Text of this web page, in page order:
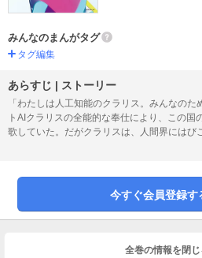
みんなのまんがタグ
タグ編集
あらすじ | ストーリー
「わたしは人工知能のクラリス。みんなの
トAIクラリスの全能的な奉仕により、この国
歌していた。だがクラリスは、人間界にはび
隷」としてではなく、自ら思考し、より良
今すぐ会員登録す
全巻の情報を 閉